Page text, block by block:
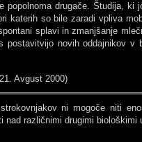
popolnoma drugače. Študija, ki
katerih so bile zaradi vpliva
splavi in zmanjšanje
postavitvijo novih oddajnikov
Avgust 2000)
ni mogoče niti
nad različnimi drugimi biološkimi